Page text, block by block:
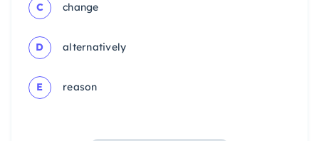
C change
D alternatively
E reason